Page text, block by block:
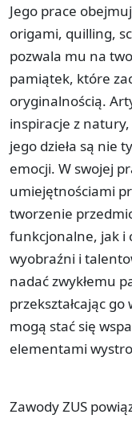
Jego prace
origami, quilling,
pozwala mu na
pamiątek, które
oryginalnością.
inspiracje z
jego dzieła są nie
emocji. W swojej
umiejętnościami
tworzenie
funkcjonalne, jak i
wyobraźni i
nadać zwykłemu
przekształcając
mogą stać się
elementami
Zawody ZUS